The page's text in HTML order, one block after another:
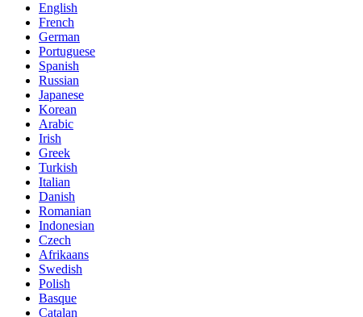
English
French
German
Portuguese
Spanish
Russian
Japanese
Korean
Arabic
Irish
Greek
Turkish
Italian
Danish
Romanian
Indonesian
Czech
Afrikaans
Swedish
Polish
Basque
Catalan